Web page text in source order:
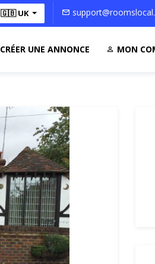
🇬🇧 UK
CRÉER UNE ANNONCE MON